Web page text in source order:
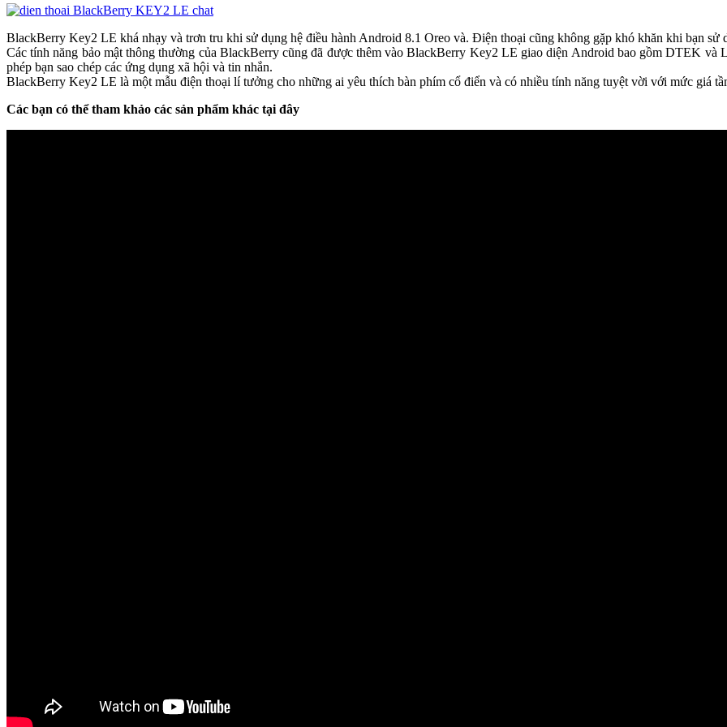
BlackBerry Key2 LE khá nhạy và trơn tru khi sử dụng hệ điều hành Android 8.1 Oreo và. Điện thoại cũng không gặp khó khăn khi bạn sử
Các tính năng bảo mật thông thường của BlackBerry cũng đã được thêm vào BlackBerry Key2 LE giao diện Android bao gồm DTEK và
phép bạn sao chép các ứng dụng xã hội và tin nhắn.
BlackBerry Key2 LE là một mẫu điện thoại lí tưởng cho những ai yêu thích bàn phím cổ điển và có nhiều tính năng tuyệt vời với mức giá
Các bạn có thể tham khảo các sản phẩm khác tại đây